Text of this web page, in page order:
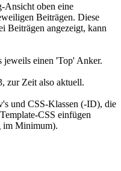
Ansicht oben eine
Beiträgen. Diese
Beiträgen angezeigt, kann
jeweils einen 'Top' Anker.
zur Zeit also aktuell.
und CSS-Klassen (-ID), die
CSS einfügen
im Minimum).